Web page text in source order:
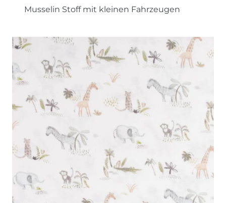
Musselin Stoff mit kleinen Fahrzeugen